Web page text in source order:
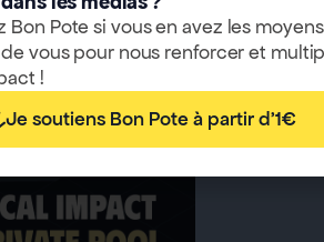
Bon Pote si vous en avez les
vous pour nous renforcer et
!
Je soutiens Bon Pote à partir d'1€